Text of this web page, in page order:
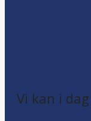
Vi kan i